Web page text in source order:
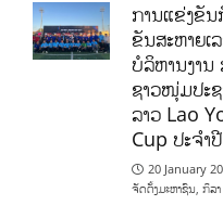
ການແຂ່ງຂັນ
ຂັນສະຫາຍເ
ບໍລິຫານງານ
ຊາວໜຸ່ມປະ
ລາວ Lao
Cup ປະຈຳ
20 January
ຈັດຕັ້ງມະຫາຊົນ, ກິລາ